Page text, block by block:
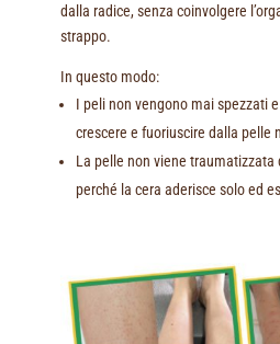
dalla radice, senza coinvolgere
strappo.
In questo modo:
I peli non vengono mai spezzati
crescere e fuoriuscire dalla pelle
La pelle non viene traumatizzata
perché la cera aderisce solo ed